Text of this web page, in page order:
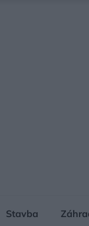
Stavba